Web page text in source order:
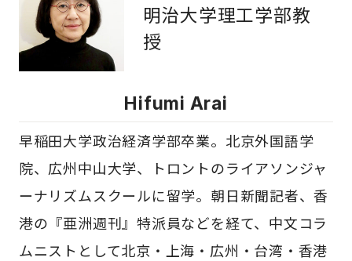
明治大学理工学部教
授
Hifumi Arai
早稲田大学政治経済学部卒業。北京外国語学
院、広州中山大学、トロントのライアソンジャ
ーナリズムスクールに留学。朝日新聞記者、香
港の『亜洲週刊』特派員などを経て、中文コラ
ムニストとして北京・上海・広州・台湾・香港